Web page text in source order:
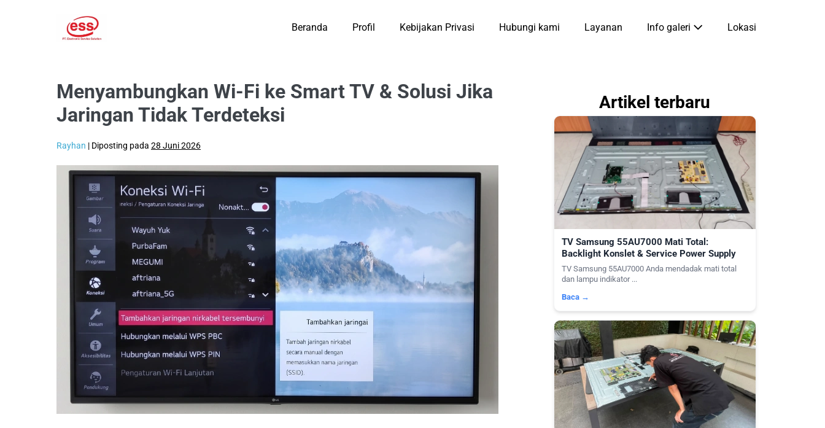
Beranda Profil Kebijakan Privasi Hubungi kami Layanan Info galeri Lokasi
Menyambungkan Wi-Fi ke Smart TV & Solusi Jika
Jaringan Tidak Terdeteksi
Rayhan | Diposting pada 28 Juni 2026
Artikel terbaru
TV Samsung 55AU7000 Mati Total:
Backlight Konslet & Service Power Supply
TV Samsung 55AU7000 Anda mendadak mati total
dan lampu indikator ...
Baca →